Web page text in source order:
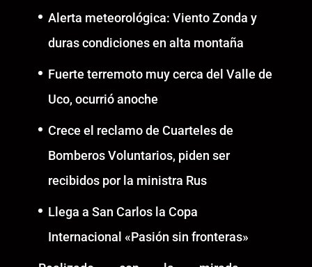
Alerta meteorológica: Viento Zonda y
duras condiciones en alta montaña
Fuerte terremoto muy cerca del Valle de
Uco, ocurrió anoche
Crece el reclamo de Cuarteles de
Bomberos Voluntarios, piden ser
recibidos por la ministra Rus
Llega a San Carlos la Copa
Internacional «Pasión sin fronteras»